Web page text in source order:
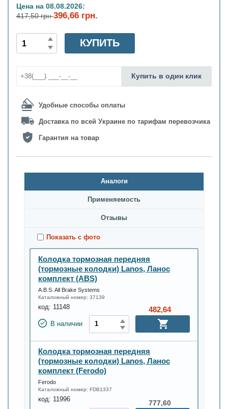
Цена на 08.08.2026:
417,50 грн396,66 грн.
Удобные способы оплаты
Доставка по всей Украине по тарифам перевозчика
Гарантия на товар
КУПИТЬ
Купить в один клик
Аналоги
Применяемость
Oтзывы
Показать с фото
Колодка тормозная передняя
(тормозные колодки) Lanos, Ланос
комплект (ABS)
A.B.S. All Brake Systems
Каталожный номер: 37139
код: 11148
В наличии
482,64
Колодка тормозная передняя
(тормозные колодки) Lanos, Ланос
комплект (Ferodo)
Ferodo
Каталожный номер: FDB1337
код: 11996 777,60